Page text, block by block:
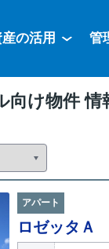
の活用 管
向け物件 情
アパート
ロゼッタＡ